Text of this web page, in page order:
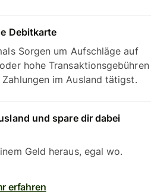
Debitkarte
Sorgen um Aufschläge auf
hohe Transaktionsgebühren
im Ausland tätigst.
und spare dir dabei
Geld heraus, egal wo.
erfahren